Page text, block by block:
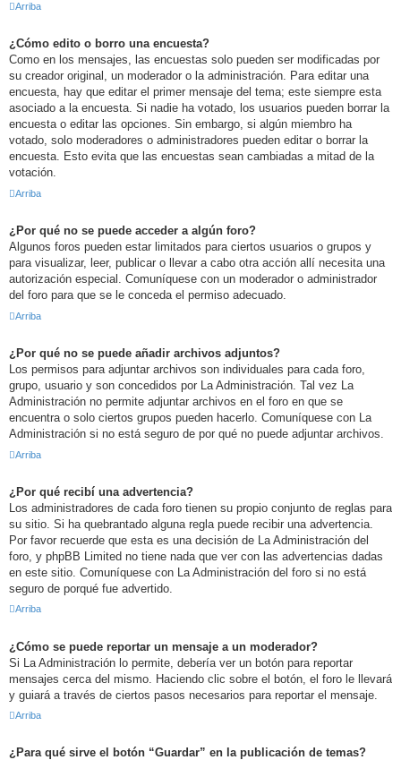
Arriba
¿Cómo edito o borro una encuesta?
Como en los mensajes, las encuestas solo pueden ser modificadas por
su creador original, un moderador o la administración. Para editar una
encuesta, hay que editar el primer mensaje del tema; este siempre esta
asociado a la encuesta. Si nadie ha votado, los usuarios pueden borrar la
encuesta o editar las opciones. Sin embargo, si algún miembro ha
votado, solo moderadores o administradores pueden editar o borrar la
encuesta. Esto evita que las encuestas sean cambiadas a mitad de la
votación.
Arriba
¿Por qué no se puede acceder a algún foro?
Algunos foros pueden estar limitados para ciertos usuarios o grupos y
para visualizar, leer, publicar o llevar a cabo otra acción allí necesita una
autorización especial. Comuníquese con un moderador o administrador
del foro para que se le conceda el permiso adecuado.
Arriba
¿Por qué no se puede añadir archivos adjuntos?
Los permisos para adjuntar archivos son individuales para cada foro,
grupo, usuario y son concedidos por La Administración. Tal vez La
Administración no permite adjuntar archivos en el foro en que se
encuentra o solo ciertos grupos pueden hacerlo. Comuníquese con La
Administración si no está seguro de por qué no puede adjuntar archivos.
Arriba
¿Por qué recibí una advertencia?
Los administradores de cada foro tienen su propio conjunto de reglas para
su sitio. Si ha quebrantado alguna regla puede recibir una advertencia.
Por favor recuerde que esta es una decisión de La Administración del
foro, y phpBB Limited no tiene nada que ver con las advertencias dadas
en este sitio. Comuníquese con La Administración del foro si no está
seguro de porqué fue advertido.
Arriba
¿Cómo se puede reportar un mensaje a un moderador?
Si La Administración lo permite, debería ver un botón para reportar
mensajes cerca del mismo. Haciendo clic sobre el botón, el foro le llevará
y guiará a través de ciertos pasos necesarios para reportar el mensaje.
Arriba
¿Para qué sirve el botón “Guardar” en la publicación de temas?